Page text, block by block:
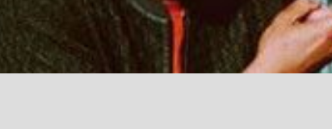
厳戒トーキョー滞在記》RM→渋谷で飲み会、JIN→伊豆の...
ら81年